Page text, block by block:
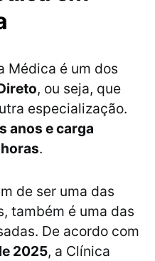
Médica é um dos
, ou seja, que
especialização.
anos e carga
.
de ser uma das
também é uma das
De acordo com
2025, a Clínica